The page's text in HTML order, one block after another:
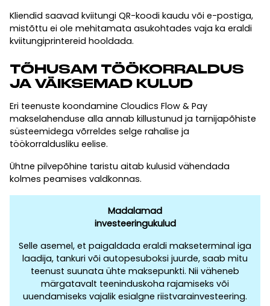
Kliendid saavad kviitungi QR-koodi kaudu või e-postiga,
mistõttu ei ole mehitamata asukohtades vaja ka eraldi
kviitungiprintereid hooldada.
TÕHUSAM TÖÖKORRALDUS
JA VÄIKSEMAD KULUD
Eri teenuste koondamine Cloudics Flow & Pay
makselahenduse alla annab killustunud ja tarnijapõhiste
süsteemidega võrreldes selge rahalise ja
töökorraldusliku eelise.
Ühtne pilvepõhine taristu aitab kulusid vähendada
kolmes peamises valdkonnas.
Madalamad
investeeringukulud
Selle asemel, et paigaldada eraldi makseterminal iga
laadija, tankuri või autopesuboksi juurde, saab mitu
teenust suunata ühte maksepunkti. Nii väheneb
märgatavalt teeninduskoha rajamiseks või
uuendamiseks vajalik esialgne riistvarainvesteering.